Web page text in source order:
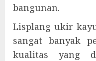
bangunan.
Lisplang ukir
sangat banyak
kualitas yang